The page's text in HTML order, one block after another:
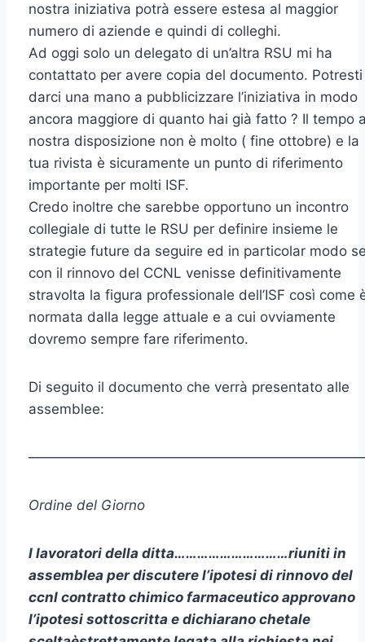
nostra iniziativa potrà essere estesa al maggior
numero di aziende e quindi di colleghi.
Ad oggi solo un delegato di un’altra RSU mi ha
contattato per avere copia del documento. Potresti
darci una mano a pubblicizzare l’iniziativa in modo
ancora maggiore di quanto hai già fatto ? Il tempo
nostra disposizione non è molto ( fine ottobre) e la
tua rivista è sicuramente un punto di riferimento
importante per molti ISF.
Credo inoltre che sarebbe opportuno un incontro
collegiale di tutte le RSU per definire insieme le
strategie future da seguire ed in particolar modo
con il rinnovo del CCNL venisse definitivamente
stravolta la figura professionale dell’ISF così come
normata dalla legge attuale e a cui ovviamente
dovremo sempre fare riferimento.
Di seguito il documento che verrà presentato alle
assemblee:
Ordine del Giorno
I lavoratori della ditta…………………………riuniti in
assemblea per discutere l’ipotesi di rinnovo del
ccnl contratto chimico farmaceutico approvano
l’ipotesi sottoscritta e dichiarano chetale